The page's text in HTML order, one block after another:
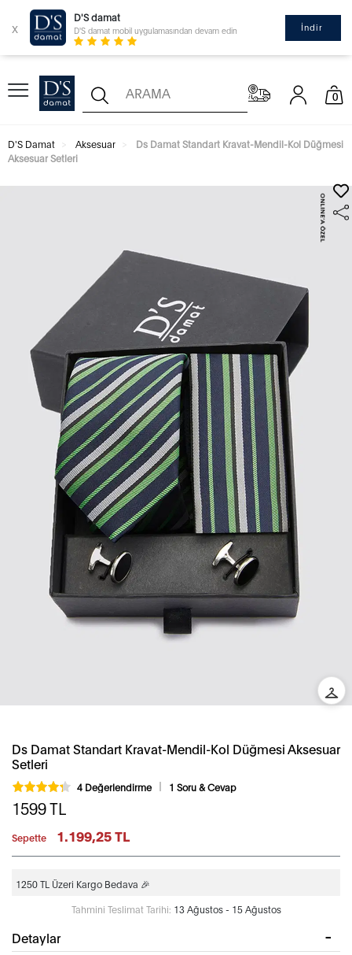
x
D'S damat
D'S damat mobil uygulamasından devam edin İndir
0
D'S Damat Aksesuar
Ds Damat Standart Kravat-Mendil-Kol Düğmesi
Aksesuar Setleri
Ds Damat Standart Kravat-Mendil-Kol Düğmesi Aksesuar
Setleri
4 Değerlendirme 1 Soru & Cevap
1599TL
Sepette 1.199,25 TL
1250 TL Üzeri Kargo Bedava 🎉
Tahmini Teslimat Tarihi: 13 Ağustos - 15 Ağustos
Detaylar